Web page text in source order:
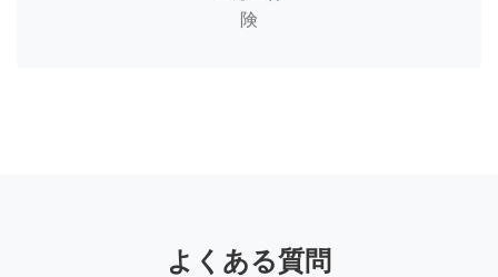
険
よくある質問